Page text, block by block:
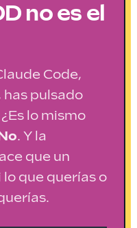
no es el
Code,
has pulsado
lo mismo
. Y la
que un
lo que querías o